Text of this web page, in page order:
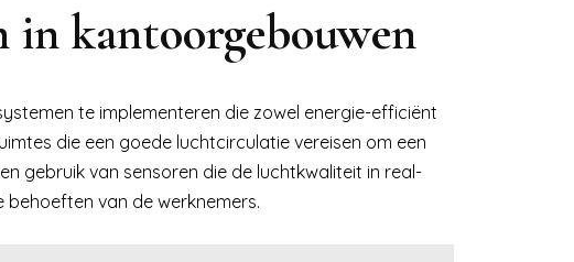
in kantoorgebouwen
te implementeren die zowel energie-efficiënt
die een goede luchtcirculatie vereisen om een
gebruik van sensoren die de luchtkwaliteit in real-
van de werknemers.